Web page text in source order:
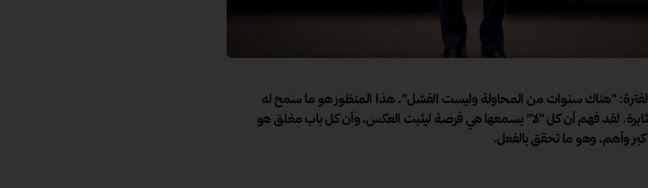
"هناك سنوات من المحاولة وليست الفشل". هذا المنظور هو ما سمح له
لقد فهم أن كل "لا" يسمعها هي فرصة ليثبت العكس، وأن كل باب مغلق هو
وأهم، وهو ما تحقق بالفعل.